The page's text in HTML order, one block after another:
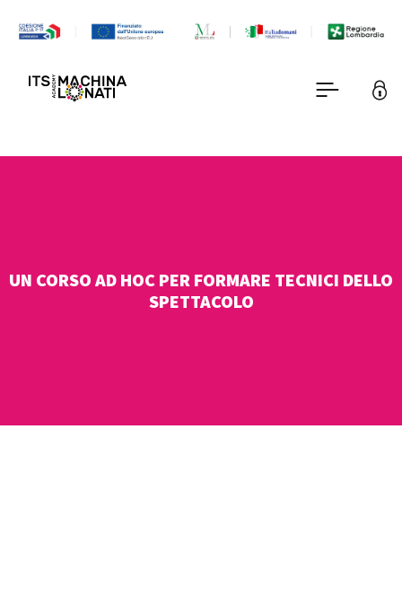
UN CORSO AD HOC PER FORMARE TECNICI DELLO
SPETTACOLO